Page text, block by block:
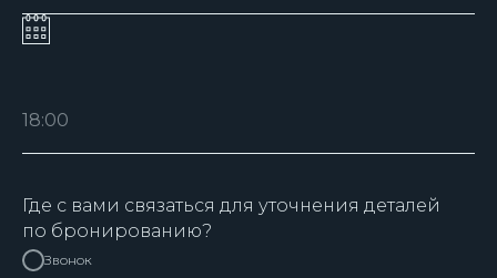
Где с вами связаться для уточнения деталей
по бронированию?
Звонок